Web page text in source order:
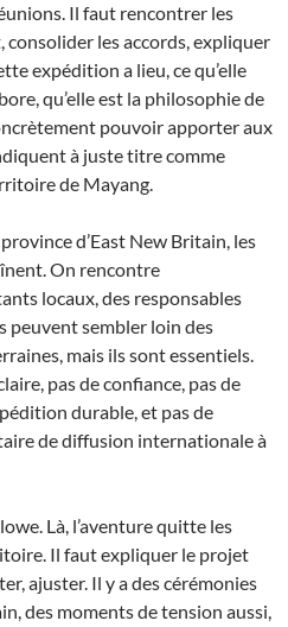
Il faut rencontrer les
les accords, expliquer
expédition a lieu, ce qu’elle
qu’elle est la philosophie de
pouvoir apporter aux
à juste titre comme
de Mayang.
d’East New Britain, les
On rencontre
locaux, des responsables
peuvent sembler loin des
mais ils sont essentiels.
pas de confiance, pas de
durable, et pas de
de diffusion internationale à
Là, l’aventure quitte les
Il faut expliquer le projet
ajuster. Il y a des cérémonies
des moments de tension aussi,